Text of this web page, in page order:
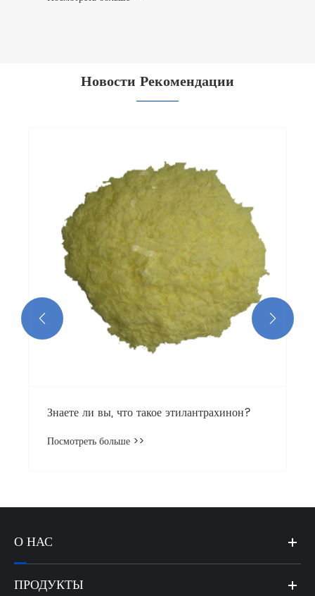
Новости Рекомендации
Где чаще всего применяется
 
О НАС
ПРОДУКТЫ